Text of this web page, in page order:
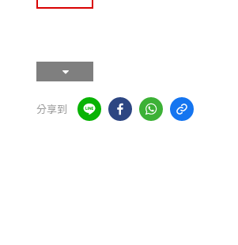
分享到